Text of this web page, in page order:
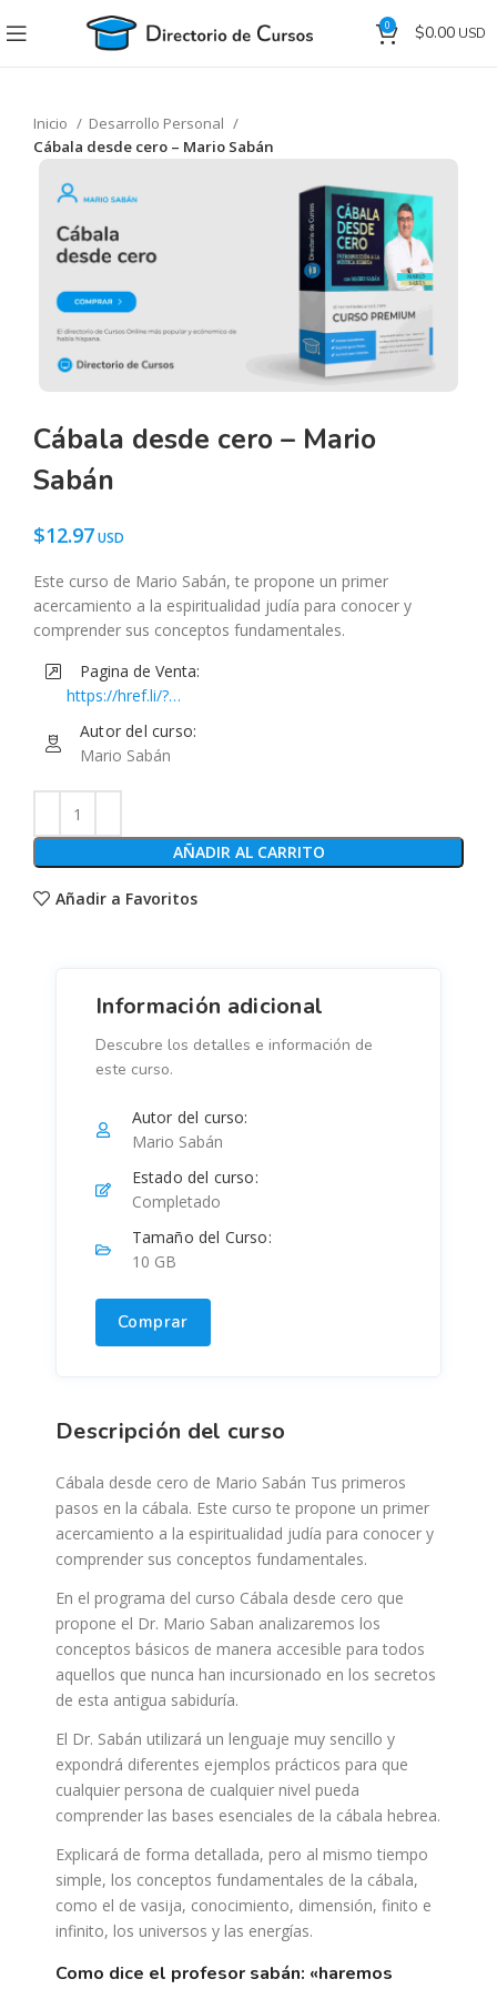
0 $0.00
Inicio
Desarrollo Personal
Cábala desde cero – Mario Sabán
Cábala desde cero – Mario
Sabán
$12.97
Este curso de Mario Sabán, te propone un primer
acercamiento a la espiritualidad judía para conocer y
comprender sus conceptos fundamentales.
Pagina de Venta:
https://href.li/?
https://www.musihacks.com/offers/Xqvv5Thv/checkout
Autor del curso:
Mario Sabán
AÑADIR AL CARRITO
Añadir a Favoritos
Descripción del curso
Cábala desde cero de Mario Sabán Tus primeros
pasos en la cábala. Este curso te propone un primer
acercamiento a la espiritualidad judía para conocer y
comprender sus conceptos fundamentales.
En el programa del curso Cábala desde cero que
propone el Dr. Mario Saban analizaremos los
conceptos básicos de manera accesible para todos
aquellos que nunca han incursionado en los secretos
de esta antigua sabiduría.
El Dr. Sabán utilizará un lenguaje muy sencillo y
expondrá diferentes ejemplos prácticos para que
cualquier persona de cualquier nivel pueda
comprender las bases esenciales de la cábala hebrea.
Explicará de forma detallada, pero al mismo tiempo
simple, los conceptos fundamentales de la cábala,
como el de vasija, conocimiento, dimensión, finito e
infinito, los universos y las energías.
como dice el profesor sabán: «haremos
Información adicional
Descubre los detalles e información de
este curso.
Autor del curso:
Mario Sabán
Estado del curso:
Completado
Tamaño del Curso:
10 GB
Comprar